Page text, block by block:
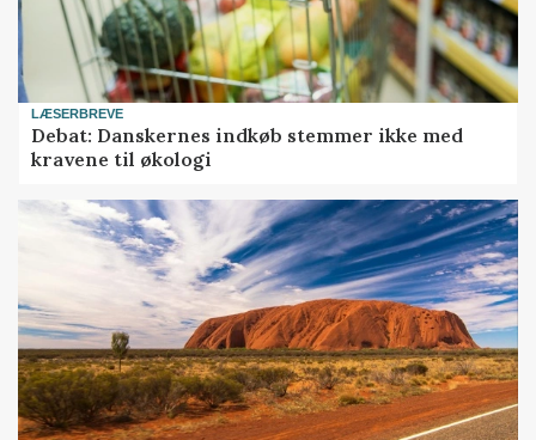
LÆSERBREVE
Debat: Danskernes indkøb stemmer ikke med
kravene til økologi